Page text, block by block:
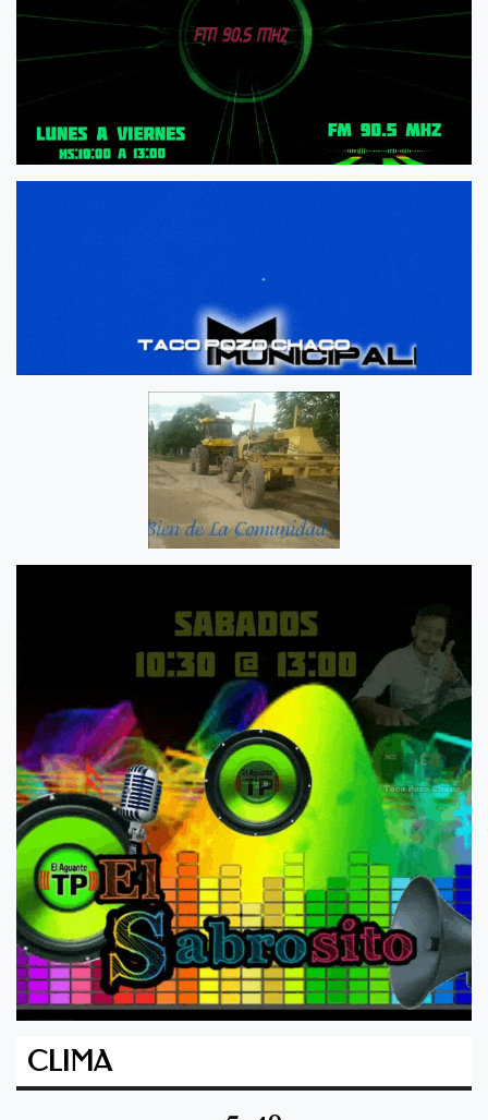
CLIMA